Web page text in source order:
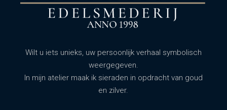
Wilt u iets unieks, uw persoonlijk verhaal symbolisch
weergegeven.
In mijn atelier maak ik sieraden in opdracht van goud
en zilver.